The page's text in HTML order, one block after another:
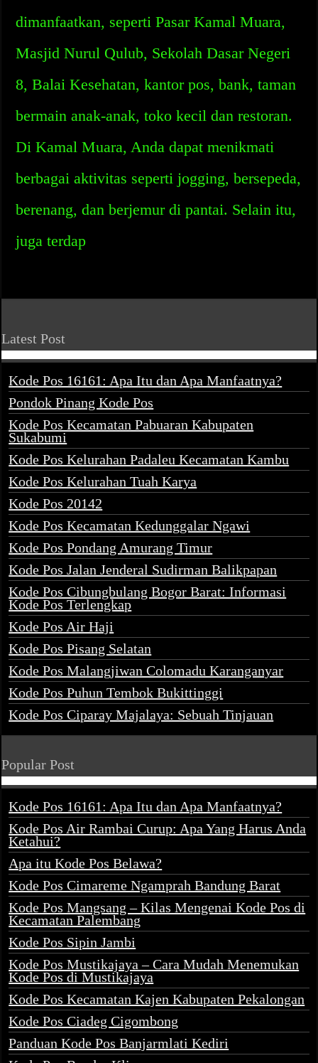
dimanfaatkan, seperti Pasar Kamal Muara,
Masjid Nurul Qulub, Sekolah Dasar Negeri
8, Balai Kesehatan, kantor pos, bank, taman
bermain anak-anak, toko kecil dan restoran.
Di Kamal Muara, Anda dapat menikmati
berbagai aktivitas seperti jogging, bersepeda,
berenang, dan berjemur di pantai. Selain itu,
juga terdap
Latest Post
Kode Pos 16161: Apa Itu dan Apa Manfaatnya?
Pondok Pinang Kode Pos
Kode Pos Kecamatan Pabuaran Kabupaten
Sukabumi
Kode Pos Kelurahan Padaleu Kecamatan Kambu
Kode Pos Kelurahan Tuah Karya
Kode Pos 20142
Kode Pos Kecamatan Kedunggalar Ngawi
Kode Pos Pondang Amurang Timur
Kode Pos Jalan Jenderal Sudirman Balikpapan
Kode Pos Cibungbulang Bogor Barat: Informasi
Kode Pos Terlengkap
Kode Pos Air Haji
Kode Pos Pisang Selatan
Kode Pos Malangjiwan Colomadu Karanganyar
Kode Pos Puhun Tembok Bukittinggi
Kode Pos Ciparay Majalaya: Sebuah Tinjauan
Popular Post
Kode Pos 16161: Apa Itu dan Apa Manfaatnya?
Kode Pos Air Rambai Curup: Apa Yang Harus Anda
Ketahui?
Apa itu Kode Pos Belawa?
Kode Pos Cimareme Ngamprah Bandung Barat
Kode Pos Mangsang – Kilas Mengenai Kode Pos di
Kecamatan Palembang
Kode Pos Sipin Jambi
Kode Pos Mustikajaya – Cara Mudah Menemukan
Kode Pos di Mustikajaya
Kode Pos Kecamatan Kajen Kabupaten Pekalongan
Kode Pos Ciadeg Cigombong
Panduan Kode Pos Banjarmlati Kediri